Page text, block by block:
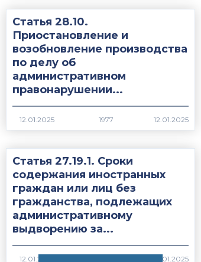
Статья 28.10.
Приостановление и
возобновление производства
по делу об
административном
правонарушении...
1977
Статья 27.19.1. Сроки
содержания иностранных
граждан или лиц без
гражданства, подлежащих
административному
выдворению за...